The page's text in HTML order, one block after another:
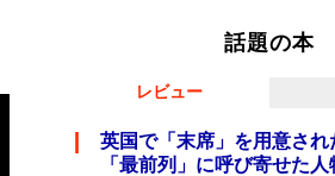
話題の本
レビュー
英国で「末席」を用意され
「最前列」に呼び寄せた